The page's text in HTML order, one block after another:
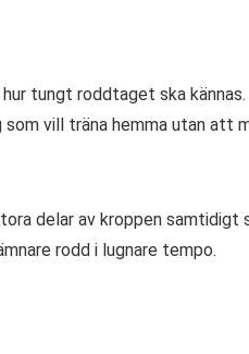
tungt roddtaget ska kännas.
vill träna hemma utan att
delar av kroppen samtidigt
rodd i lugnare tempo.